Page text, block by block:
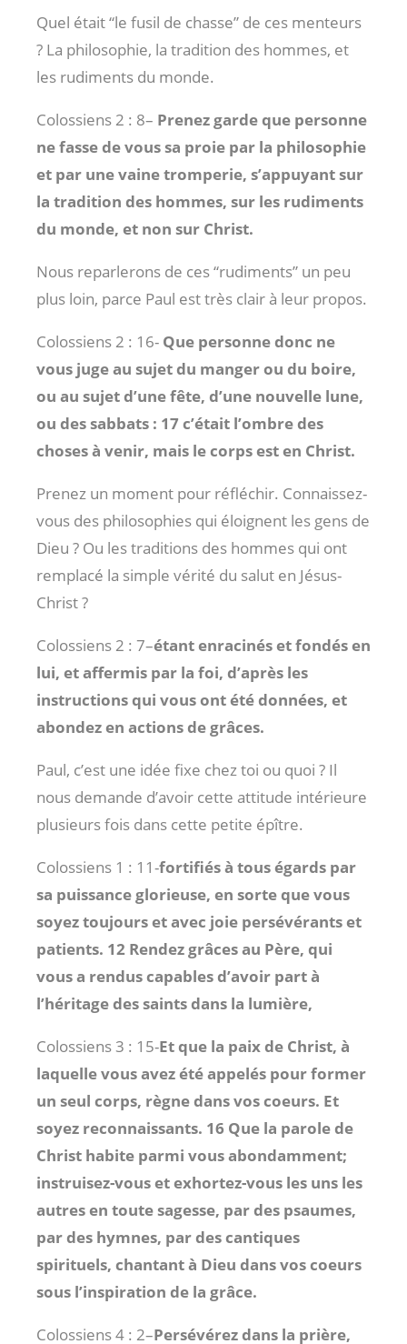
Quel était “le fusil de chasse” de ces menteurs
? La philosophie, la tradition des hommes, et
les rudiments du monde.
Colossiens 2 : 8– Prenez garde que personne
ne fasse de vous sa proie par la philosophie
et par une vaine tromperie, s’appuyant sur
la tradition des hommes, sur les rudiments
du monde, et non sur Christ.
Nous reparlerons de ces “rudiments” un peu
plus loin, parce Paul est très clair à leur propos.
Colossiens 2 : 16- Que personne donc ne
vous juge au sujet du manger ou du boire,
ou au sujet d’une fête, d’une nouvelle lune,
ou des sabbats : 17 c’était l’ombre des
choses à venir, mais le corps est en Christ.
Prenez un moment pour réfléchir. Connaissez-
vous des philosophies qui éloignent les gens de
Dieu ? Ou les traditions des hommes qui ont
remplacé la simple vérité du salut en Jésus-
Christ ?
Colossiens 2 : 7–étant enracinés et fondés en
lui, et affermis par la foi, d’après les
instructions qui vous ont été données, et
abondez en actions de grâces.
Paul, c’est une idée fixe chez toi ou quoi ? Il
nous demande d’avoir cette attitude intérieure
plusieurs fois dans cette petite épître.
Colossiens 1 : 11-fortifiés à tous égards par
sa puissance glorieuse, en sorte que vous
soyez toujours et avec joie persévérants et
patients. 12 Rendez grâces au Père, qui
vous a rendus capables d’avoir part à
l’héritage des saints dans la lumière,
Colossiens 3 : 15-Et que la paix de Christ, à
laquelle vous avez été appelés pour former
un seul corps, règne dans vos coeurs. Et
soyez reconnaissants. 16 Que la parole de
Christ habite parmi vous abondamment;
instruisez-vous et exhortez-vous les uns les
autres en toute sagesse, par des psaumes,
par des hymnes, par des cantiques
spirituels, chantant à Dieu dans vos coeurs
sous l’inspiration de la grâce.
Colossiens 4 : 2–Persévérez dans la prière,